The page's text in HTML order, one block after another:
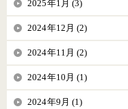
2025年1月 (3)
2024年12月 (2)
2024年11月 (2)
2024年10月 (1)
2024年9月 (1)